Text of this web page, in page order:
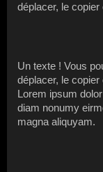
déplacer, le copier
Un texte ! Vous
déplacer, le copier
Lorem ipsum
diam nonumy
magna aliquyam.